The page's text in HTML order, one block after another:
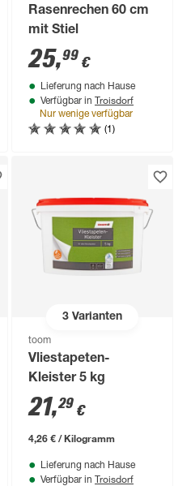
Rasenrechen 60 cm
mit Stiel
25,99 €
Lieferung nach Hause
Verfügbar in Troisdorf
Nur wenige verfügbar
(1)
3Varianten
toom
Vliestapeten-
Kleister 5 kg
21,29 €
4,26 € / Kilogramm
Lieferung nach Hause
Verfügbar in Troisdorf